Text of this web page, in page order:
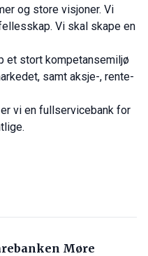
og store visjoner. Vi
Vi skal skape en
et stort kompetansemiljø
samt aksje-, rente-
vi en fullservicebank for
Møre